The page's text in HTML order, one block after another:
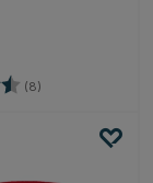
(8)